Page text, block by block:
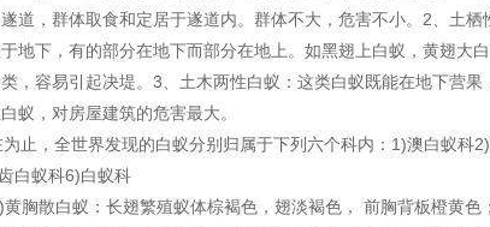
道，群体取食和定居于遂道内。群体不大，危害不小。 2 、土栖
地下，有的部分在地下而部分在地上。如黑翅上白蚁，黄翅大白
，容易引起决堤。 3 、土木两性白蚁：这类白蚁既能在地下营果
蚁，对房屋建筑的危害最大。
，全世界发现的白蚁分别归属于下列六个科内： 1)澳白蚁科2)
白蚁科6)白蚁科
黄胸散白蚁：长翅繁殖蚁体棕褐色，翅淡褐色， 前胸背板橙黄色；